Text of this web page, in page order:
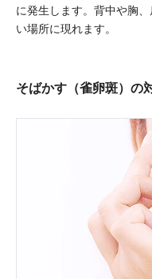
に発生します。背中や胸
い場所に現れます。
そばかす（雀卵斑）の